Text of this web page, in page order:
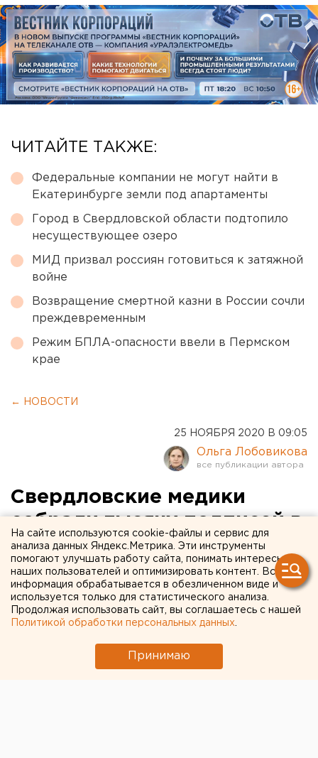
ЧИТАЙТЕ ТАКЖЕ:
Федеральные компании не могут найти в
Екатеринбурге земли под апартаменты
Город в Свердловской области подтопило
несуществующее озеро
МИД призвал россиян готовиться к затяжной
войне
Возвращение смертной казни в России сочли
преждевременным
Режим БПЛА-опасности ввели в Пермском
крае
← НОВОСТИ
25 НОЯБРЯ 2020 В 09:05
Ольга Лобовикова
Свердловские медики
собрали тысячу подписей в
поддержку главврача
ОДКБ № 1. Москва уже
отреагировала
На сайте используются cookie-файлы и сервис для
анализа данных Яндекс.Метрика. Эти инструменты
помогают улучшать работу сайта, понимать интересы
наших пользователей и оптимизировать контент. Вся
информация обрабатывается в обезличенном виде и
используется только для статистического анализа.
Продолжая использовать сайт, вы соглашаетесь с нашей
Политикой обработки персональных данных
Принимаю